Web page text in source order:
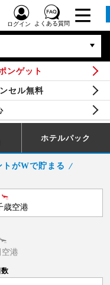
ログイン よくある質問
ンゲット
セル無料
ホテルパック
がWで貯まる
歳空港
港